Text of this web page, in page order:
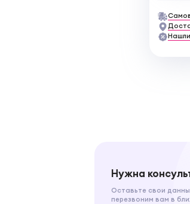
Нужна
Оставьте свои
перезвоним вам в